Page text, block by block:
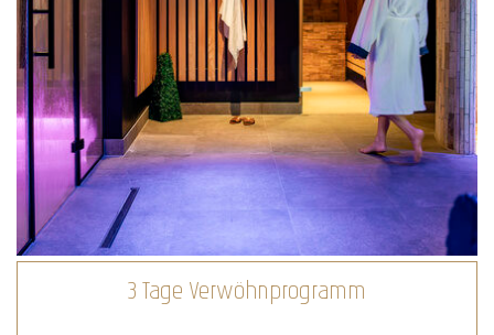
Romantik-Kuscheltage